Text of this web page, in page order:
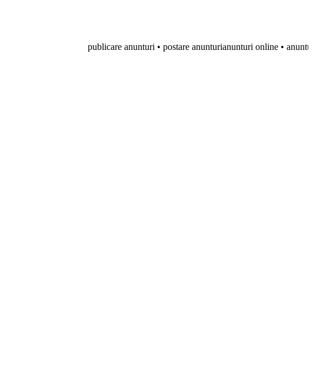
publicare anunturi • postare anunturianunturi online • anunturi